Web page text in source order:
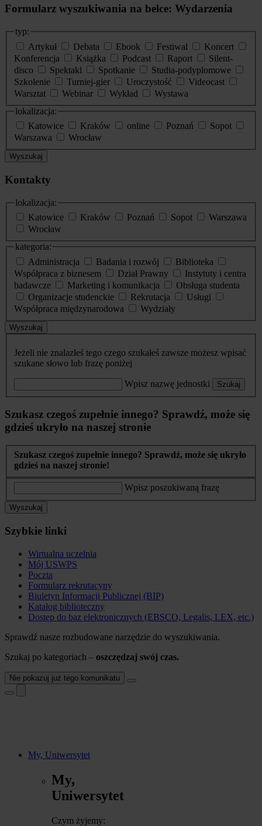
Formularz wyszukiwania na belce: Wydarzenia
typ:
Artykuł
Debata Ebook Festiwal
Koncert
Konferencja
Książka Podcast Raport
Silent-
disco
Spektakl Spotkanie
Studia-podyplomowe
Szkolenie
Turniej-gier Uroczystość
Videocast
Warsztat
Webinar Wykład
Wystawa
lokalizacja:
Katowice
Kraków online Poznań
Sopot
Warszawa
Wrocław
Wyszukaj
Kontakty
lokalizacja:
Katowice
Kraków Poznań Sopot
Warszawa
Wrocław
kategoria:
Administracja
Badania i rozwój
Biblioteka
Współpraca z biznesem
Dział Prawny
Instytuty i centra
badawcze
Marketing i komunikacja
Obsługa studenta
Organizacje studenckie
Rekrutacja
Usługi
Współpraca międzynarodowa
Wydziały
Wyszukaj
Jeżeli nie znalazłeś tego czego szukałeś zawsze możesz wpisać
szukane słowo lub frazę poniżej
Wpisz nazwę jednostki Szukaj
Szukasz czegoś zupełnie innego? Sprawdź, może się
gdzieś ukryło na naszej stronie
Szukasz czegoś zupełnie innego? Sprawdź, może się ukryło
gdzieś na naszej stronie!
Wpisz poszukiwaną frazę
Wyszukaj
Szybkie linki
Wirtualna uczelnia
Mój USWPS
Poczta
Formularz rekrutacyny
Biuletyn Informacji Publicznej (BIP)
Katalog biblioteczny
Dostęp do baz elektronicznych (EBSCO, Legalis, LEX, etc.)
Sprawdź nasze rozbudowane narzędzie do wyszukiwania.
Szukaj po kategoriach – oszczędzaj swój czas.
Nie pokazuj już tego komunikatu
My, Uniwersytet
My,
Uniwersytet
Czym żyjemy: